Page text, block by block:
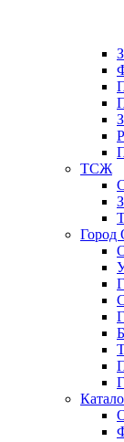
ТСЖ
Город